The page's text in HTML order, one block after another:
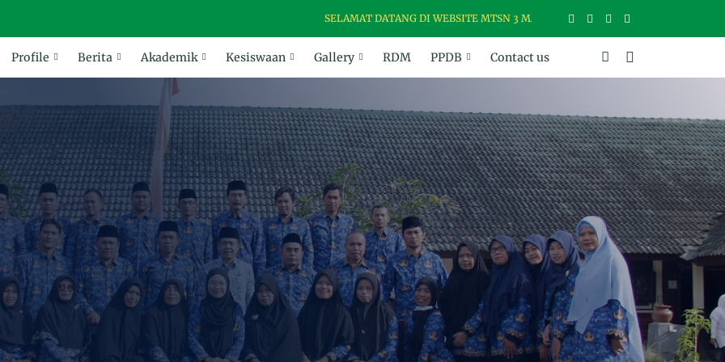
SELAMAT DATANG DI WEBSITE MTSN 3 MATARAM, MADRASAH USWAH (UNGGUL,
Profile Berita Akademik Kesiswaan Gallery RDM PPDB Contact us